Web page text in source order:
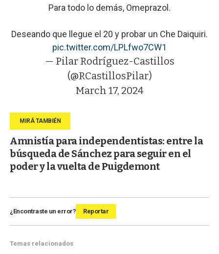
Para todo lo demás, Omeprazol.
Deseando que llegue el 20 y probar un Che Daiquiri.
pic.twitter.com/LPLfwo7CW1
— Pilar Rodríguez-Castillos
(@RCastillosPilar)
March 17, 2024
Amnistía para independentistas: entre la
búsqueda de Sánchez para seguir en el
poder y la vuelta de Puigdemont
¿Encontraste un error? Reportar
Temas relacionados